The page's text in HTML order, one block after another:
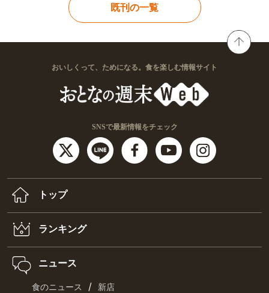
既刊の一覧
おいしくって、ためになる。食を楽しむ情報サイト
SNSで最新情報をチェック
トップ
ランキング
ニュース
食のニュース / 新店